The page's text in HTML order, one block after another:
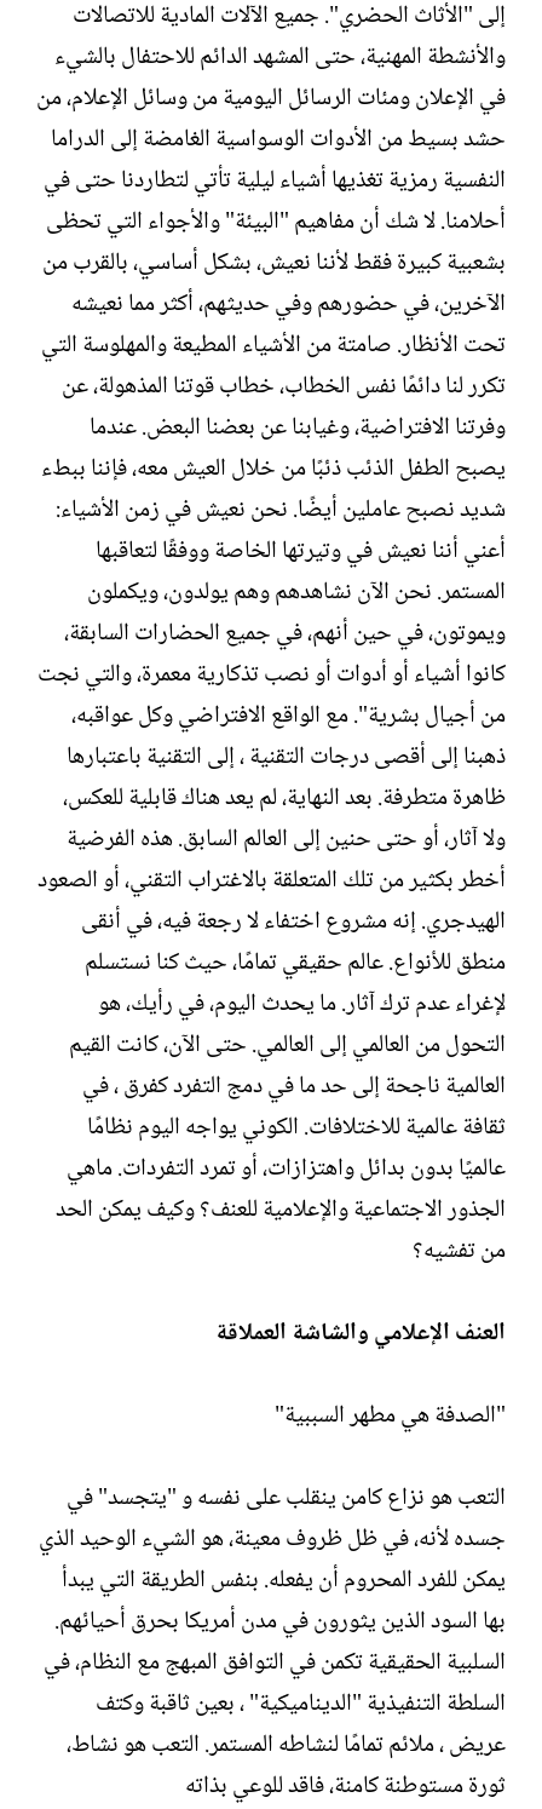
إلى "الأثاث الحضري". جميع الآلات المادية للاتصالات
والأنشطة المهنية، حتى المشهد الدائم للاحتفال بالشيء
في الإعلان ومئات الرسائل اليومية من وسائل الإعلام، من
حشد بسيط من الأدوات الوسواسية الغامضة إلى الدراما
النفسية رمزية تغذيها أشياء ليلية تأتي لتطاردنا حتى في
أحلامنا. لا شك أن مفاهيم "البيئة" والأجواء التي تحظى
بشعبية كبيرة فقط لأننا نعيش، بشكل أساسي، بالقرب من
الآخرين، في حضورهم وفي حديثهم، أكثر مما نعيشه
تحت الأنظار. صامتة من الأشياء المطيعة والمهلوسة التي
تكرر لنا دائمًا نفس الخطاب، خطاب قوتنا المذهولة، عن
وفرتنا الافتراضية، وغيابنا عن بعضنا البعض. عندما
يصبح الطفل الذئب ذئبًا من خلال العيش معه، فإننا ببطء
شديد نصبح عاملين أيضًا. نحن نعيش في زمن الأشياء:
أعني أننا نعيش في وتيرتها الخاصة ووفقًا لتعاقبها
المستمر. نحن الآن نشاهدهم وهم يولدون، ويكملون
ويموتون، في حين أنهم، في جميع الحضارات السابقة،
كانوا أشياء أو أدوات أو نصب تذكارية معمرة، والتي نجت
من أجيال بشرية". مع الواقع الافتراضي وكل عواقبه،
ذهبنا إلى أقصى درجات التقنية ، إلى التقنية باعتبارها
ظاهرة متطرفة. بعد النهاية، لم يعد هناك قابلية للعكس،
ولا آثار، أو حتى حنين إلى العالم السابق. هذه الفرضية
أخطر بكثير من تلك المتعلقة بالاغتراب التقني، أو الصعود
الهيدجري. إنه مشروع اختفاء لا رجعة فيه، في أنقى
منطق للأنواع. عالم حقيقي تمامًا، حيث كنا نستسلم
لإغراء عدم ترك آثار. ما يحدث اليوم، في رأيك، هو
التحول من العالمي إلى العالمي. حتى الآن، كانت القيم
العالمية ناجحة إلى حد ما في دمج التفرد كفرق ، في
ثقافة عالمية للاختلافات. الكوني يواجه اليوم نظامًا
عالميًا بدون بدائل واهتزازات، أو تمرد التفردات. ماهي
الجذور الاجتماعية والإعلامية للعنف؟ وكيف يمكن الحد
من تفشيه؟
العنف الإعلامي والشاشة العملاقة
"الصدفة هي مطهر السببية"
التعب هو نزاع كامن ينقلب على نفسه و "يتجسد" في
جسده لأنه، في ظل ظروف معينة، هو الشيء الوحيد الذي
يمكن للفرد المحروم أن يفعله. بنفس الطريقة التي يبدأ
بها السود الذين يثورون في مدن أمريكا بحرق أحيائهم.
السلبية الحقيقية تكمن في التوافق المبهج مع النظام، في
السلطة التنفيذية "الديناميكية" ، بعين ثاقبة وكتف
عريض ، ملائم تمامًا لنشاطه المستمر. التعب هو نشاط،
ثورة مستوطنة كامنة، فاقد للوعي بذاته